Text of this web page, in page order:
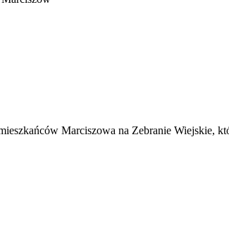
mieszkańców Marciszowa na Zebranie